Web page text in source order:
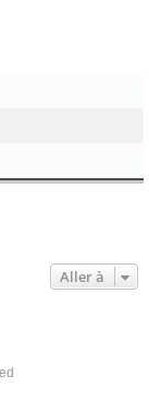
Aller à